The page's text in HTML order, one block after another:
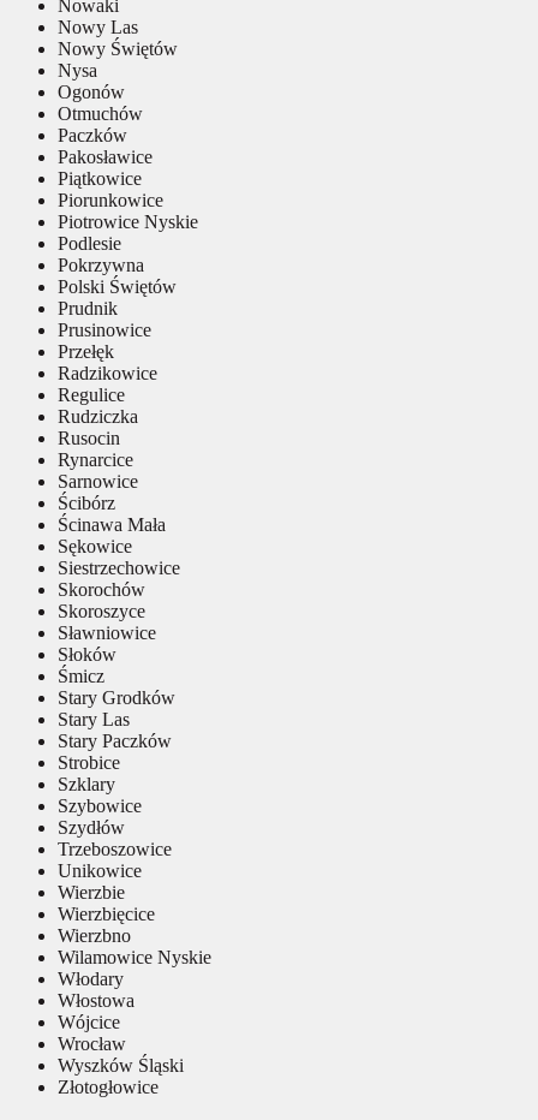
Nowaki
Nowy Las
Nowy Świętów
Nysa
Ogonów
Otmuchów
Paczków
Pakosławice
Piątkowice
Piorunkowice
Piotrowice Nyskie
Podlesie
Pokrzywna
Polski Świętów
Prudnik
Prusinowice
Przełęk
Radzikowice
Regulice
Rudziczka
Rusocin
Rynarcice
Sarnowice
Ścibórz
Ścinawa Mała
Sękowice
Siestrzechowice
Skorochów
Skoroszyce
Sławniowice
Słoków
Śmicz
Stary Grodków
Stary Las
Stary Paczków
Strobice
Szklary
Szybowice
Szydłów
Trzeboszowice
Unikowice
Wierzbie
Wierzbięcice
Wierzbno
Wilamowice Nyskie
Włodary
Włostowa
Wójcice
Wrocław
Wyszków Śląski
Złotogłowice